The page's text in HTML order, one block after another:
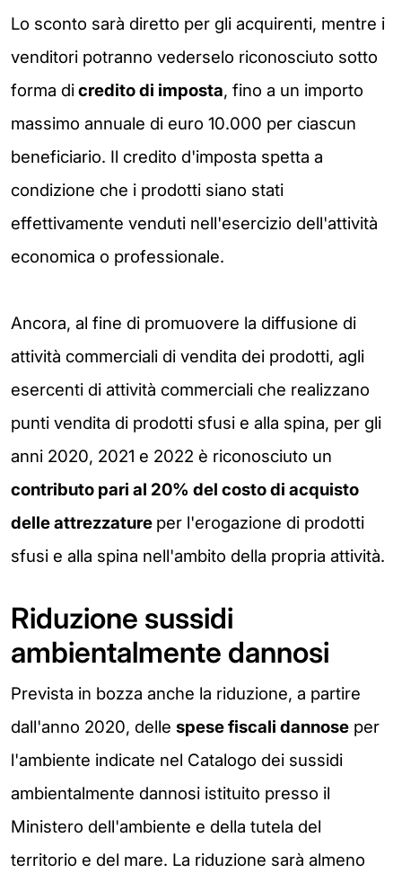
Lo sconto sarà diretto per gli acquirenti, mentre i
venditori potranno vederselo riconosciuto sotto
forma dicredito di imposta, fino a un importo
massimo annuale di euro 10.000 per ciascun
beneficiario. Il credito d'imposta spetta a
condizione che i prodotti siano stati
effettivamente venduti nell'esercizio dell'attività
economica o professionale.
Ancora, al fine di promuovere la diffusione di
attività commerciali di vendita dei prodotti, agli
esercenti di attività commerciali che realizzano
punti vendita di prodotti sfusi e alla spina, per gli
anni 2020, 2021 e 2022 è riconosciuto un
contributo pari al 20% del costo di acquisto
delle attrezzature per l'erogazione di prodotti
sfusi e alla spina nell'ambito della propria attività.
Riduzione sussidi
ambientalmente dannosi
Prevista in bozza anche la riduzione, a partire
dall'anno 2020, delle spese fiscali dannose per
l'ambiente indicate nel Catalogo dei sussidi
ambientalmente dannosi istituito presso il
Ministero dell'ambiente e della tutela del
territorio e del mare. La riduzione sarà almeno